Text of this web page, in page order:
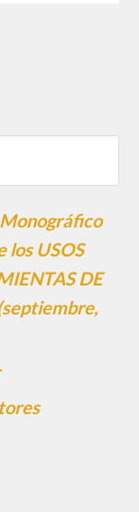
los USOS
DE